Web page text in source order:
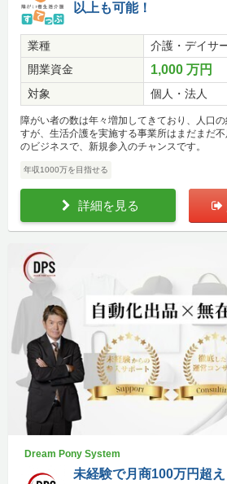
以上も可能！
業種
介護・デイサ
開業資金
1,000 万円
対象 個人・法人
障がい者の数は年々増加してきており、人口
すが、生活介護を実施する事業所はまだまだ
のビジネスで、新規参入のチャンスです。
年収1000万を目指せる
詳細を見る
Dream Pony System
未経験で月商100万円超